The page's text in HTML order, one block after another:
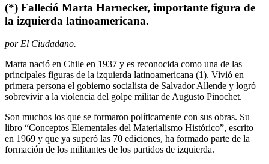
(*) Falleció Marta Harnecker, importante figura de
la izquierda latinoamericana.
por El Ciudadano.
Marta nació en Chile en 1937 y es reconocida como una de las
principales figuras de la izquierda latinoamericana (1). Vivió en
primera persona el gobierno socialista de Salvador Allende y logró
sobrevivir a la violencia del golpe militar de Augusto Pinochet.
Son muchos los que se formaron políticamente con sus obras. Su
libro “Conceptos Elementales del Materialismo Histórico”, escrito
en 1969 y que ya superó las 70 ediciones, ha formado parte de la
formación de los militantes de los partidos de izquierda.